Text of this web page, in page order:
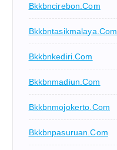
Bkkbncirebon.com
Bkkbntasikmalaya.com
Bkkbnkediri.com
Bkkbnmadiun.com
Bkkbnmojokerto.com
Bkkbnpasuruan.com